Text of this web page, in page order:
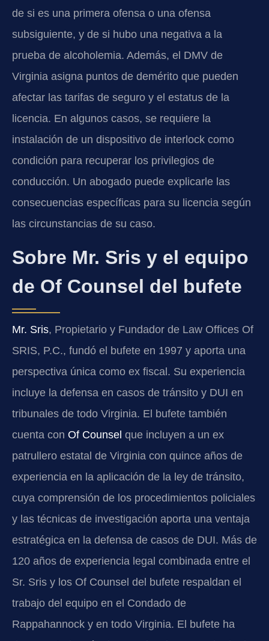
de si es una primera ofensa o una ofensa
subsiguiente, y de si hubo una negativa a la
prueba de alcoholemia. Además, el DMV de
Virginia asigna puntos de demérito que pueden
afectar las tarifas de seguro y el estatus de la
licencia. En algunos casos, se requiere la
instalación de un dispositivo de interlock como
condición para recuperar los privilegios de
conducción. Un abogado puede explicarle las
consecuencias específicas para su licencia según
las circunstancias de su caso.
Sobre Mr. Sris y el equipo
de Of Counsel del bufete
Mr. Sris, Propietario y Fundador de Law Offices Of
SRIS, P.C., fundó el bufete en 1997 y aporta una
perspectiva única como ex fiscal. Su experiencia
incluye la defensa en casos de tránsito y DUI en
tribunales de todo Virginia. El bufete también
cuenta con Of Counsel que incluyen a un ex
patrullero estatal de Virginia con quince años de
experiencia en la aplicación de la ley de tránsito,
cuya comprensión de los procedimientos policiales
y las técnicas de investigación aporta una ventaja
estratégica en la defensa de casos de DUI. Más de
120 años de experiencia legal combinada entre el
Sr. Sris y los Of Counsel del bufete respaldan el
trabajo del equipo en el Condado de
Rappahannock y en todo Virginia. El bufete ha